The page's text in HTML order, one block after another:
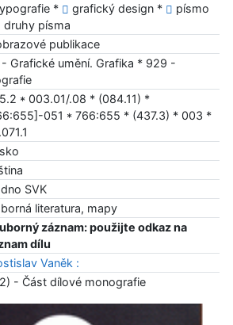
*
grafický design *
písmo
druhy písma
publikace
Grafické umění. Grafika * 929 -
* 003.01/.08 * (084.11) *
051 * 766:655 * (437.3) * 003 *
SVK
literatura, mapy
záznam: použijte odkaz na
dílu
Vaněk :
- Část dílové monografie